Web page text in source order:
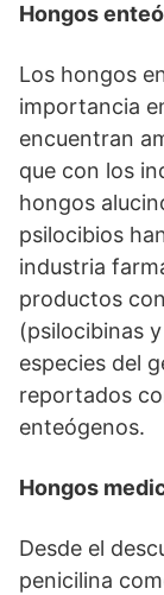
Hongos
Los hongos
importancia
encuentran
que con los
hongos
psilocibios
industria
productos
(psilocibinas
especies del
reportados
enteógenos.
Hongos
Desde el
penicilina